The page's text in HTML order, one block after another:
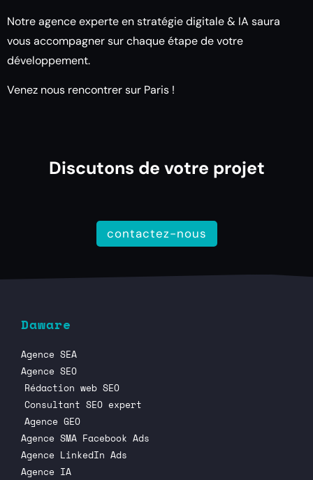
Notre agence experte en stratégie digitale & IA saura
vous accompagner sur chaque étape de votre
développement.
Venez nous rencontrer sur Paris !
Discutons de votre projet
contactez-nous
Daware
Agence SEA
Agence SEO
Rédaction web SEO
Consultant SEO expert
Agence GEO
Agence SMA Facebook Ads
Agence LinkedIn Ads
Agence IA